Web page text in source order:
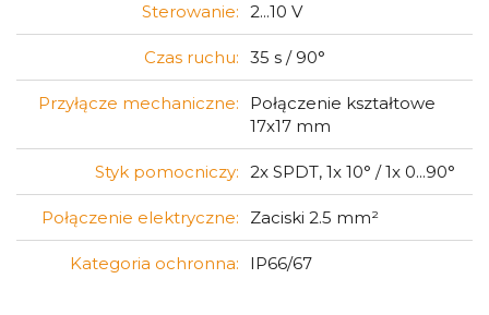
Sterowanie: 2...10 V
Czas ruchu: 35 s / 90°
Przyłącze mechaniczne:
Połączenie kształtowe
17x17 mm
Styk pomocniczy: 2x SPDT, 1x 10° / 1x 0...90°
Połączenie elektryczne: Zaciski 2.5 mm²
Kategoria ochronna: IP66/67